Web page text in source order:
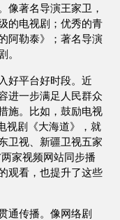
像著名导演王家卫，
的电视剧；优秀的青
阿勒泰》；著名导演
。
好平台好时段。近
进一步满足人民群众
施。比如，鼓励电视
视剧《大海道》，就
卫视、新疆卫视五家
家视频网站同步播
观看，也提升了这些
通传播。像网络剧